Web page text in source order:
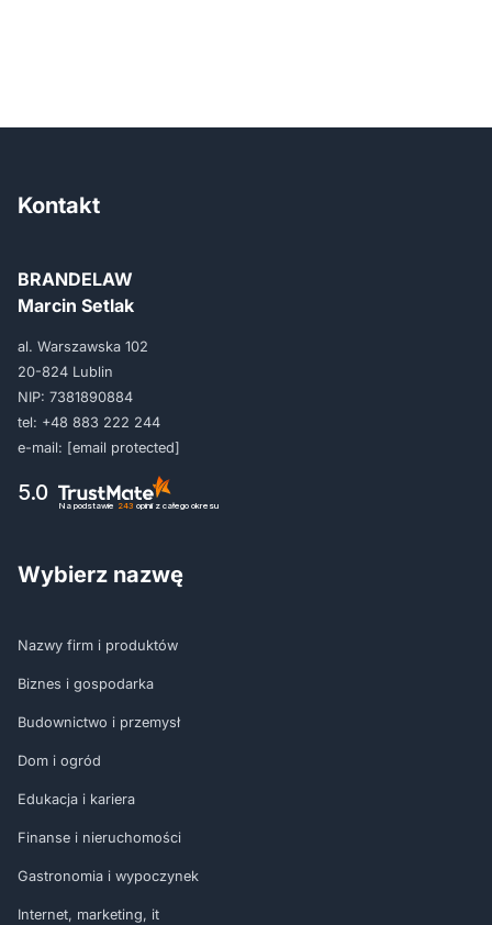
Kontakt
BRANDELAW
Marcin Setlak
al. Warszawska 102
20-824 Lublin
NIP: 7381890884
tel: +48 883 222 244
e-mail: [email protected]
5.0
Na podstawie 243 opinii z całego okresu
Wybierz nazwę
Nazwy firm i produktów
Biznes i gospodarka
Budownictwo i przemysł
Dom i ogród
Edukacja i kariera
Finanse i nieruchomości
Gastronomia i wypoczynek
Internet, marketing, it